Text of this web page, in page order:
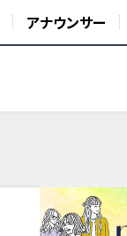
アナウンサー